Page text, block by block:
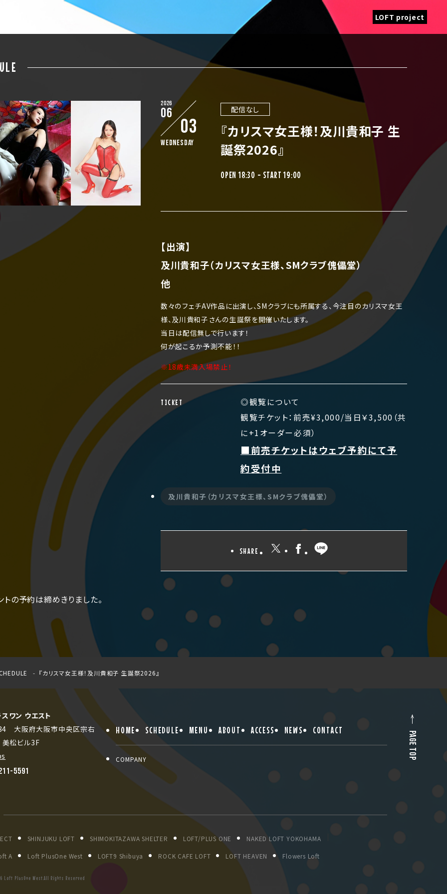
LOFT project
2026
06
03
Wednesday
配信なし
『カリスマ女王様！及川貴和子 生
誕祭2026』
OPEN 18:30 - START 19:00
【出演】
及川貴和子（カリスマ女王様、SMクラブ傀儡堂）
他
数々のフェチAV作品に出演し、SMクラブにも所属する、今注目のカリスマ女王
様、及川貴和子さんの生誕祭を開催いたします。
当日は配信無しで行います！
何が起こるか予測不能！！
※18歳未満入場禁止！
TICKET
◎観覧について
観覧チケット：前売¥3,000/当日￥3,500（共
に+1オーダー必須）
■前売チケットはウェブ予約にて予
約受付中
及川貴和子（カリスマ女王様、SMクラブ傀儡堂）
SHARE
トの予約は締めきりました。
『カリスマ女王様！及川貴和子 生誕祭2026』
ワン ウエスト
大阪府大阪市中央区宗右
松ビル3F
5591
HOME SCHEDULE MENU ABOUT ACCESS NEWS CONTACT
COMPANY
SHINJUKU LOFT SHIMOKITAZAWA SHELTER LOFT/PLUS ONE NAKED LOFT YOKOHAMA
A Loft PlusOne West LOFT9 Shibuya ROCK CAFE LOFT LOFT HEAVEN Flowers Loft
Loft PlusOne West.All Rights Reserved
PAGE TOP